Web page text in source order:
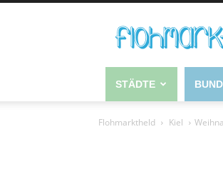
STÄDTE
Flohmarktheld Kiel